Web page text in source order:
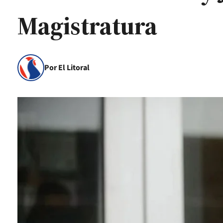
Magistratura
Por El Litoral